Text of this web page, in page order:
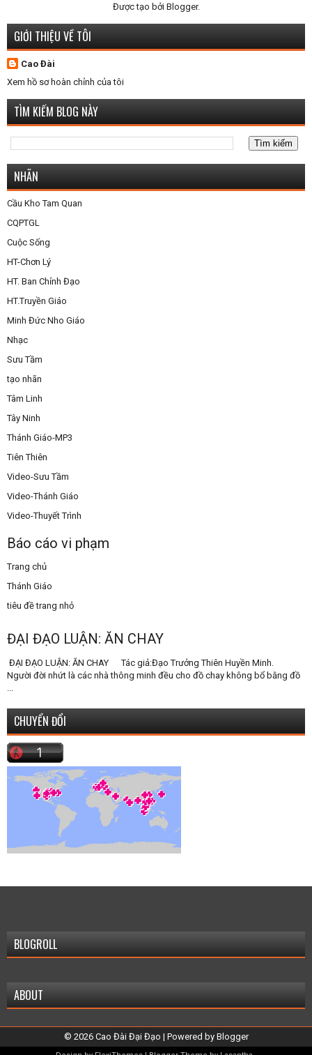
Được tạo bởi Blogger.
GIỚI THIỆU VỀ TÔI
Cao Đài
Xem hồ sơ hoàn chỉnh của tôi
TÌM KIẾM BLOG NÀY
NHÃN
Cầu Kho Tam Quan
CQPTGL
Cuộc Sống
HT-Chơn Lý
HT. Ban Chỉnh Đạo
HT.Truyền Giáo
Minh Đức Nho Giáo
Nhạc
Sưu Tầm
tạo nhãn
Tâm Linh
Tây Ninh
Thánh Giáo-MP3
Tiên Thiên
Video-Sưu Tầm
Video-Thánh Giáo
Video-Thuyết Trình
Báo cáo vi phạm
Trang chủ
Thánh Giáo
tiêu đề trang nhỏ
ĐẠI ĐẠO LUẬN: ĂN CHAY
ĐẠI ĐẠO LUẬN: ĂN CHAY Tác giả:Đạo Trưởng Thiên Huyền Minh.
Người đời nhứt là các nhà thông minh đều cho đồ chay không bổ bằng đồ
...
CHUYỂN ĐỔI
BLOGROLL
ABOUT
© 2026 Cao Đài Đại Đạo | Powered by Blogger